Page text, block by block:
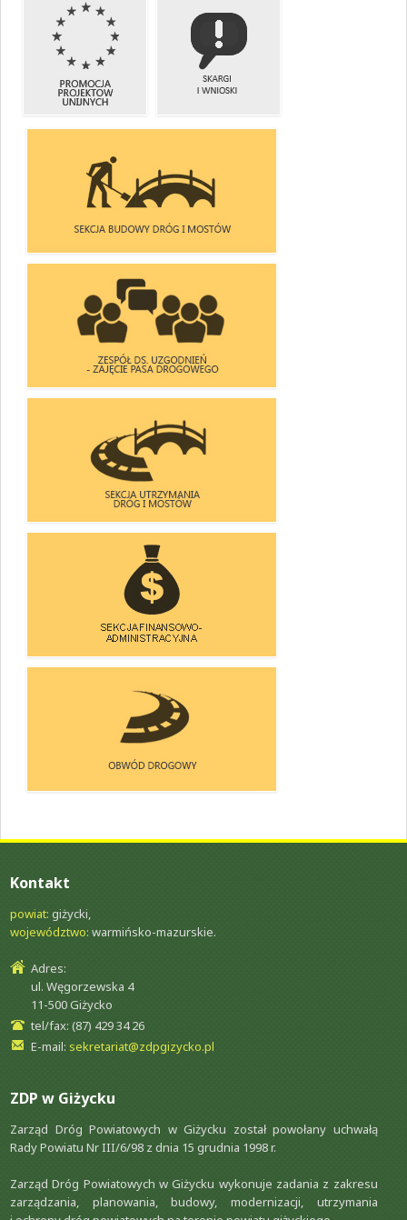
ZREALIZOWANE
INWESTYCJE
I ZADANIA
PROMOCJA
PROJEKTÓW
KRAJOWYCH
PROMOCJA
PROJEKTÓW
UNIJNYCH
I WNIOSKI
SEKCJA BUDOWY DRÓG I MOSTÓW
ZESPÓŁ DS. UZGODNIEŃ
- ZAJĘCIA PASA DROGOWEGO
SEKCJA UTRZYMANIA
DRÓG I MOSTÓW
SEKCJA FINANSOWO-
-ADMINISTRACYJNA
OBWÓD DOROGOWY
Kontakt
powiat: giżycki,
województwo: warmińsko-mazurskie.
Adres:
ul. Węgorzewska 4
11-500 Giżycko
tel/fax: (87) 429 34 26
E-mail: sekretariat@zdpgizycko.pl
ZDP w Giżycku
Zarząd Dróg Powiatowych w Giżycku został powołany uchwałą
Rady Powiatu Nr III/6/98 z dnia 15 grudnia 1998 r.
Zarząd Dróg Powiatowych w Giżycku wykonuje zadania z zakresu
zarządzania, planowania, budowy, modernizacji, utrzymania